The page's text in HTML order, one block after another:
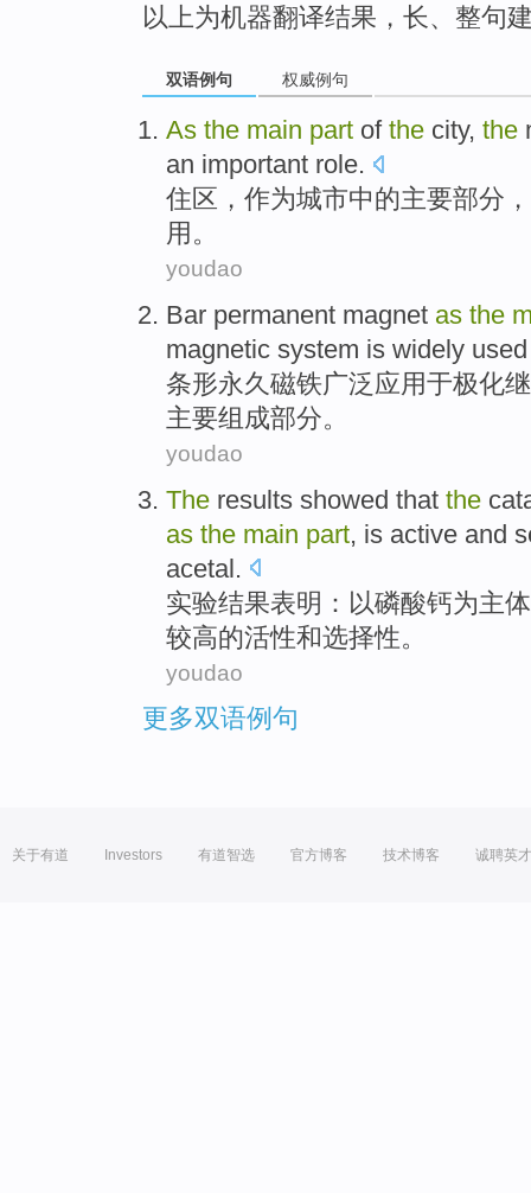
以上为机器翻译结果，长、整句
双语例句 权威例句
As the main part of the city, the
an important role.
住区 ， 作为城市中的主要部分
用。
youdao
Bar permanent magnet as the
magnetic system is widely
条形永久 磁铁广泛应用于极化
主要组成部分。
youdao
The results showed that the
as the main part, is active and
acetal.
实验结果表明 ： 以磷酸钙为主体
较高的活性和选择性。
youdao
更多双语例句
关于有道 Investors 有道智选 官方博客 技术博客 诚聘英才